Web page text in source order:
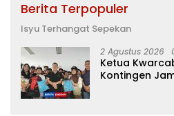
Berita Terpopuler
Isyu Terhangat Sepekan
2 Agustus 2026
Ketua
Kontingen